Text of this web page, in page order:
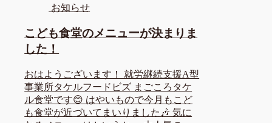
お知らせ
こども食堂のメニューが決まりま
した！
おはようございます！ 就労継続支援A型
事業所タケルフードビズ まごころタケ
ル食堂です😊 はやいもので今月もこど
も食堂が近づいてまいりました🎶 気に